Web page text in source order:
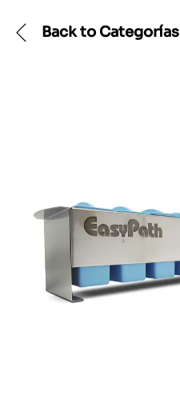
Back to Categorías